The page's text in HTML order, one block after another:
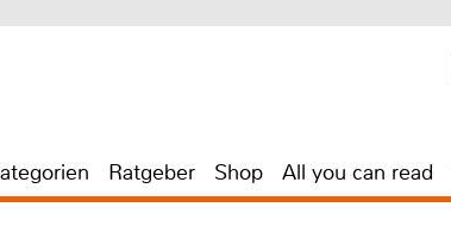
Ratgeber Shop All you can read